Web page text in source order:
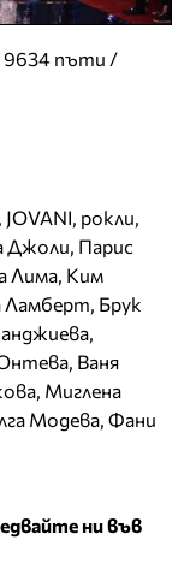
9634 пъти /
, JOVANI, рокли,
Джоли, Парис
Лима, Ким
Ламберт, Брук
,
, Ваня
, Миглена
Модева, Фани
ни във